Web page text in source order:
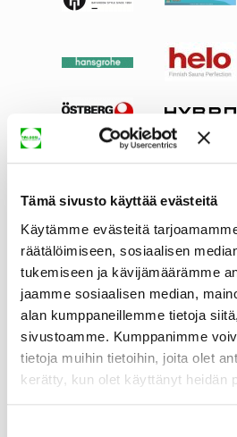
Tämä sivusto käyttää evästeitä
Käytämme evästeitä
räätälöimiseen, sosiaalisen
tukemiseen ja kävijämäärämme
jaamme sosiaalisen median,
alan kumppaneillemme tietoja
sivustoamme. Kumppanimme
tietoja muihin tietoihin, joita olet
kerätty, kun olet käyttänyt heidän